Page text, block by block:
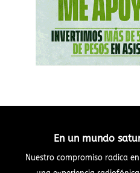
En un mundo
Nuestro compromiso radica